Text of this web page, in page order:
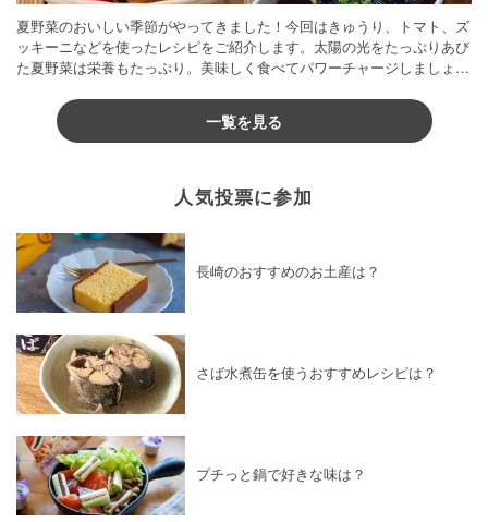
夏野菜のおいしい季節がやってきました！今回はきゅうり、トマト、ズ
ッキーニなどを使ったレシピをご紹介します。太陽の光をたっぷりあび
た夏野菜は栄養もたっぷり。美味しく食べてパワーチャージしましょう
一覧を見る
人気投票に参加
長崎のおすすめのお土産は？
さば水煮缶を使うおすすめレシピは？
プチっと鍋で好きな味は？